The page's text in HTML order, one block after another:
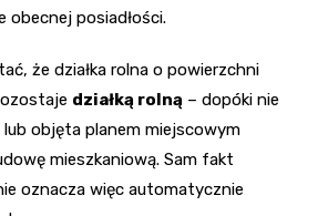
obecnej posiadłości.
że działka rolna o powierzchni
działką rolną – dopóki nie
objęta planem miejscowym
mieszkaniową. Sam fakt
oznacza więc automatycznie